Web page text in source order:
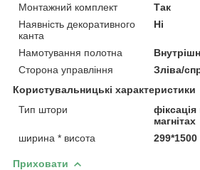
Монтажний комплект
Так
Наявність декоративного
канта
Ні
Намотування полотна
Сторона управління
Зліва/
Користувальницькі характеристики
Тип штори
магнітах
ширина * висота
299*1500
Приховати